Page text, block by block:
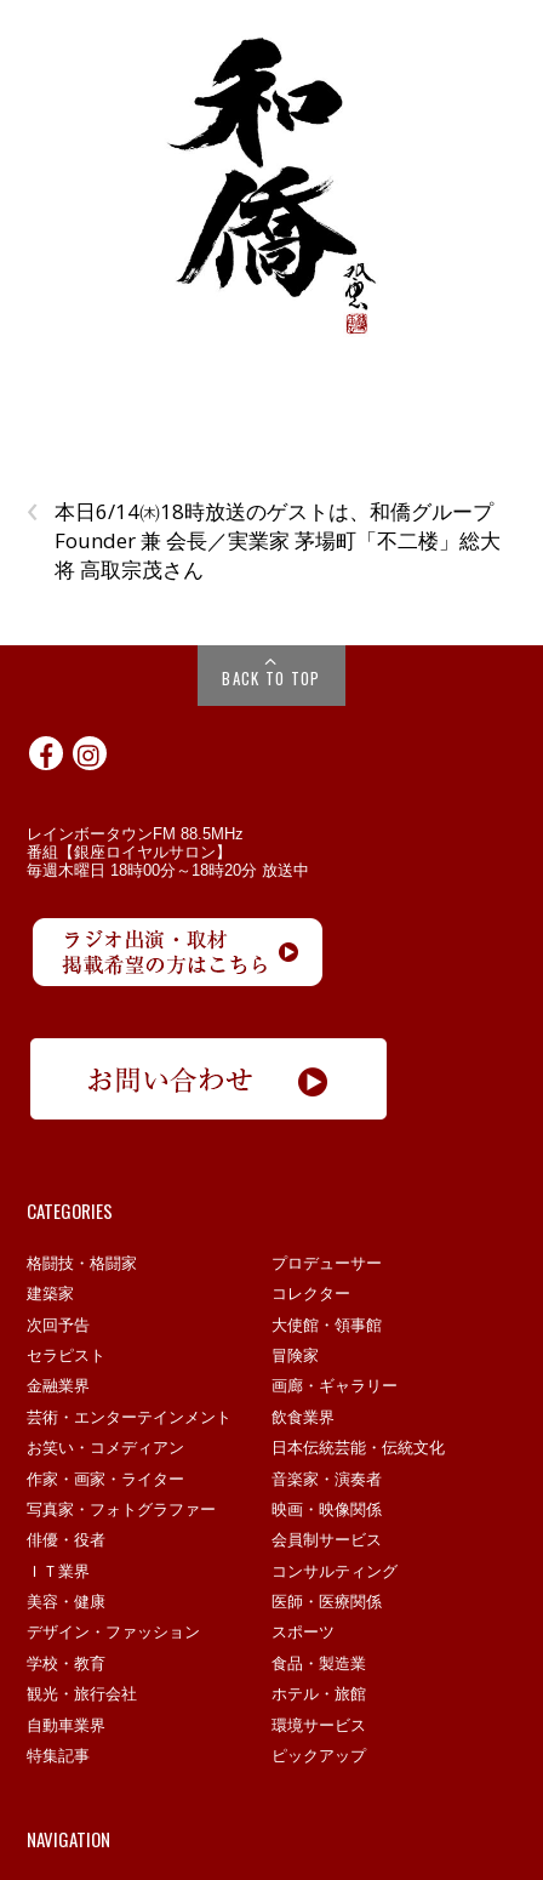
‹
本日6/14㈭18時放送のゲストは、和僑グループ
Founder 兼 会長／実業家 茅場町「不二楼」総大
将 高取宗茂さん
BACK TO TOP
レインボータウンFM 88.5MHz
番組【銀座ロイヤルサロン】
毎週木曜日 18時00分～18時20分 放送中
CATEGORIES
格闘技・格闘家
プロデューサー
建築家
コレクター
次回予告
大使館・領事館
セラピスト
冒険家
金融業界
画廊・ギャラリー
芸術・エンターテインメント
飲食業界
お笑い・コメディアン
日本伝統芸能・伝統文化
作家・画家・ライター
音楽家・演奏者
写真家・フォトグラファー
映画・映像関係
俳優・役者
会員制サービス
ＩＴ業界
コンサルティング
美容・健康
医師・医療関係
デザイン・ファッション
スポーツ
学校・教育
食品・製造業
観光・旅行会社
ホテル・旅館
自動車業界
環境サービス
特集記事
ピックアップ
NAVIGATION